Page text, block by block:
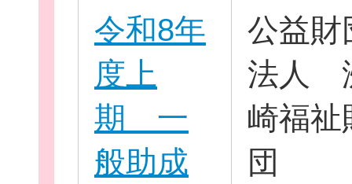
団体を探す
令和8年
度上
期 一
般助成
公益財
法人
崎福祉
団